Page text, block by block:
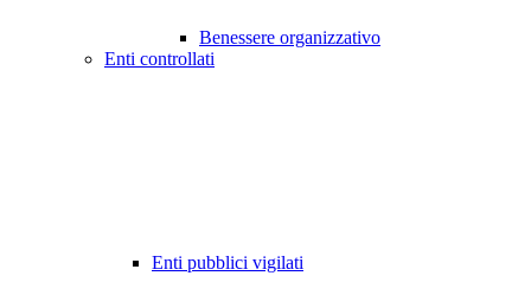
Benessere organizzativo
Enti controllati
Enti pubblici vigilati